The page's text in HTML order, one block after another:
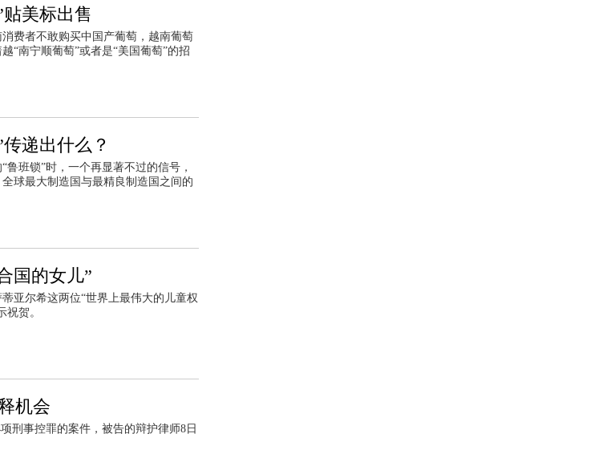
美标出售
费者不敢购买中国产葡萄，越南葡萄
“南宁顺葡萄”或者是“美国葡萄”的招
递出什么？
班锁”时，一个再显著不过的信号，
球最大制造国与最精良制造国之间的
国的女儿”
亚尔希这两位“世界上最伟大的儿童权
贺。
机会
刑事控罪的案件，被告的辩护律师8日